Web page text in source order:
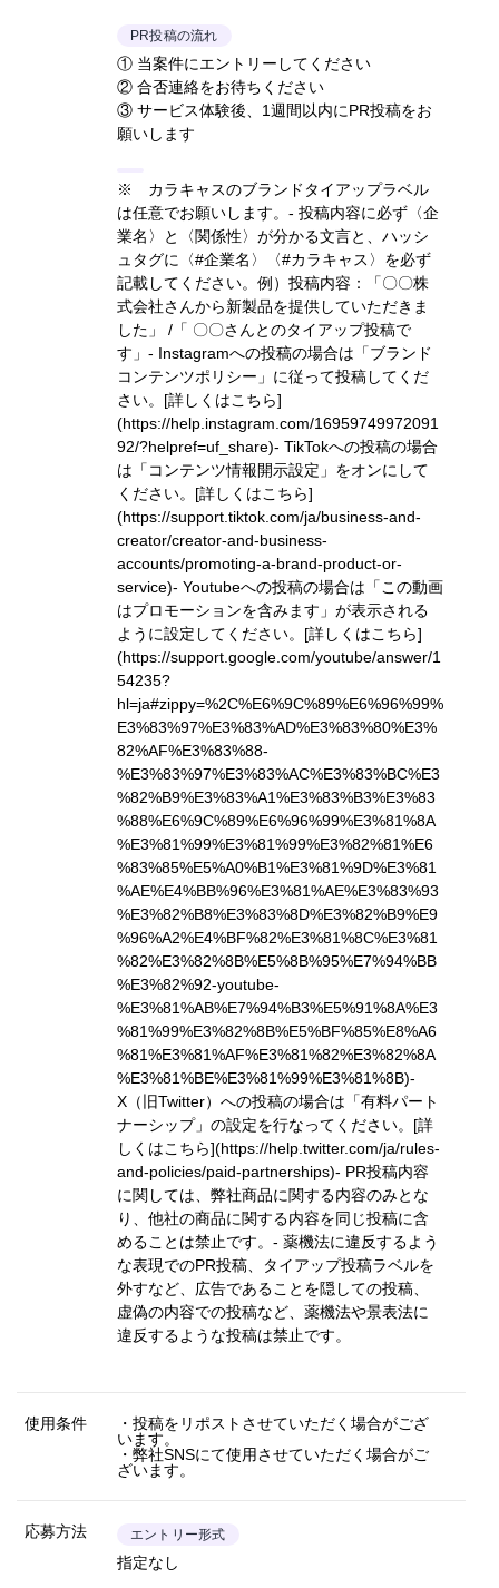
PR投稿の流れ
① 当案件にエントリーしてください
② 合否連絡をお待ちください
③ サービス体験後、1週間以内にPR投稿をお
願いします
※ カラキャスのブランドタイアップラベル
は任意でお願いします。- 投稿内容に必ず〈企
業名〉と〈関係性〉が分かる文言と、ハッシ
ュタグに〈#企業名〉〈#カラキャス〉を必ず
記載してください。 例）投稿内容：「〇〇株
式会社さんから新製品を提供していただきま
した」 /「 〇〇さんとのタイアップ投稿で
す」 - Instagramへの投稿の場合は「ブランド
コンテンツポリシー」に従って投稿してくだ
さい。 [詳しくはこちら]
(https://help.instagram.com/16959749972091
92/?helpref=uf_share)- TikTokへの投稿の場合
は「コンテンツ情報開示設定」をオンにして
ください。 [詳しくはこちら]
(https://support.tiktok.com/ja/business-and-
creator/creator-and-business-
accounts/promoting-a-brand-product-or-
service)- Youtubeへの投稿の場合は「この動画
はプロモーションを含みます」が表示される
ように設定してください。 [詳しくはこちら]
(https://support.google.com/youtube/answer/1
54235?
hl=ja#zippy=%2C%E6%9C%89%E6%96%99%
E3%83%97%E3%83%AD%E3%83%80%E3%
82%AF%E3%83%88-
%E3%83%97%E3%83%AC%E3%83%BC%E3
%82%B9%E3%83%A1%E3%83%B3%E3%83
%88%E6%9C%89%E6%96%99%E3%81%8A
%E3%81%99%E3%81%99%E3%82%81%E6
%83%85%E5%A0%B1%E3%81%9D%E3%81
%AE%E4%BB%96%E3%81%AE%E3%83%93
%E3%82%B8%E3%83%8D%E3%82%B9%E9
%96%A2%E4%BF%82%E3%81%8C%E3%81
%82%E3%82%8B%E5%8B%95%E7%94%BB
%E3%82%92-youtube-
%E3%81%AB%E7%94%B3%E5%91%8A%E3
%81%99%E3%82%8B%E5%BF%85%E8%A6
%81%E3%81%AF%E3%81%82%E3%82%8A
%E3%81%BE%E3%81%99%E3%81%8B)-
X（旧Twitter）への投稿の場合は「有料パート
ナーシップ」の設定を行なってください。 [詳
しくはこちら](https://help.twitter.com/ja/rules-
and-policies/paid-partnerships)- PR投稿内容
に関しては、弊社商品に関する内容のみとな
り、他社の商品に関する内容を同じ投稿に含
めることは禁止です。- 薬機法に違反するよう
な表現でのPR投稿、タイアップ投稿ラベルを
外すなど、広告であることを隠しての投稿、
虚偽の内容での投稿など、薬機法や景表法に
違反するような投稿は禁止です。
使用条件
・投稿をリポストさせていただく場合がござ
います。
・弊社SNSにて使用させていただく場合がご
ざいます。
応募方法 エントリー形式
指定なし